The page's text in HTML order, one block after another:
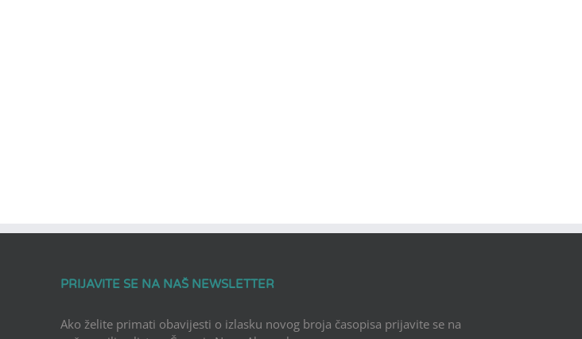
PRIJAVITE SE NA NAŠ NEWSLETTER
Ako želite primati obavijesti o izlasku novog broja časopisa prijavite se na